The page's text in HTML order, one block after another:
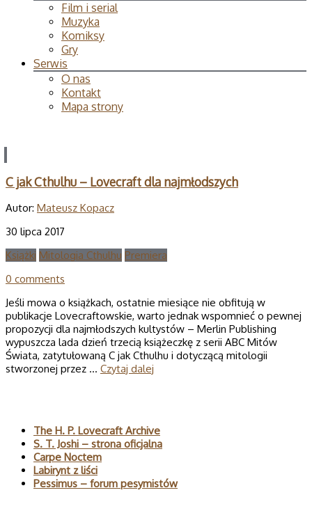
Film i serial
Muzyka
Komiksy
Gry
Serwis
O nas
Kontakt
Mapa strony
C jak Cthulhu – Lovecraft dla najmłodszych
Autor: Mateusz Kopacz
30 lipca 2017
Książki Mitologia Cthulhu Premiera
0 comments
Jeśli mowa o książkach, ostatnie miesiące nie obfitują w
publikacje Lovecraftowskie, warto jednak wspomnieć o pewnej
propozycji dla najmłodszych kultystów – Merlin Publishing
wypuszcza lada dzień trzecią książeczkę z serii ABC Mitów
Świata, zatytułowaną C jak Cthulhu i dotyczącą mitologii
stworzonej przez … Czytaj dalej
The H. P. Lovecraft Archive
S. T. Joshi – strona oficjalna
Carpe Noctem
Labirynt z liści
Pessimus – forum pesymistów